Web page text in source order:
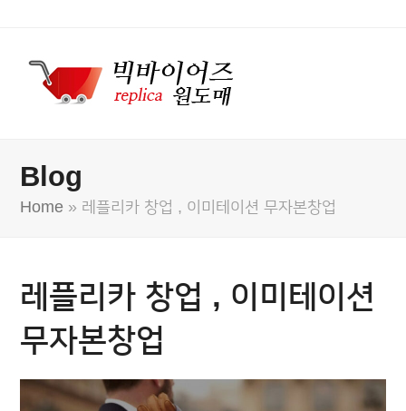
Blog
Home » 레플리카 창업 , 이미테이션 무자본창업
레플리카 창업 , 이미테이션
무자본창업